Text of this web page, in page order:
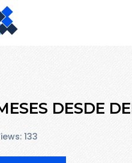
DESDE
133